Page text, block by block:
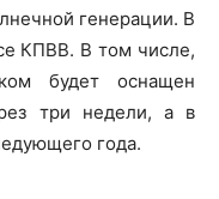
генерации. В
КПВВ. В том числе,
будет оснащен
три недели, а в
года.